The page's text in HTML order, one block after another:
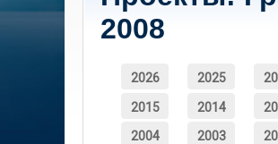
2008
2026 2025
2015 2014
2004 2003